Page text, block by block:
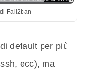
Fail2ban
default per più
ecc), ma